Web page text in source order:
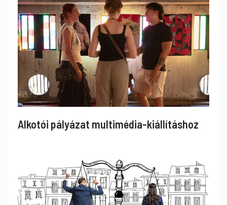
Alkotói pályázat multimédia-kiállításhoz